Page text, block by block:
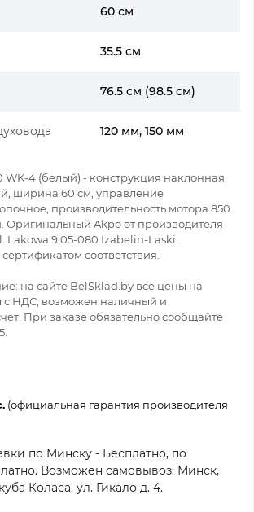
60 см
35.5 см
76.5 см (98.5 см)
120 мм, 150 мм
WK-4 (белый) - конструкция наклонная,
ширина 60 см, управление
производительность мотора 850
Оригинальный Akpo от производителя
Lakowa 9 05-080 Izabelin-Laski.
соответствия.
на сайте BelSklad.by все цены на
с НДС, возможен наличный и
При заказе обязательно сообщайте
(официальная гарантия производителя
по Минску - Бесплатно, по
Возможен самовывоз: Минск,
Коласа, ул. Гикало д. 4.